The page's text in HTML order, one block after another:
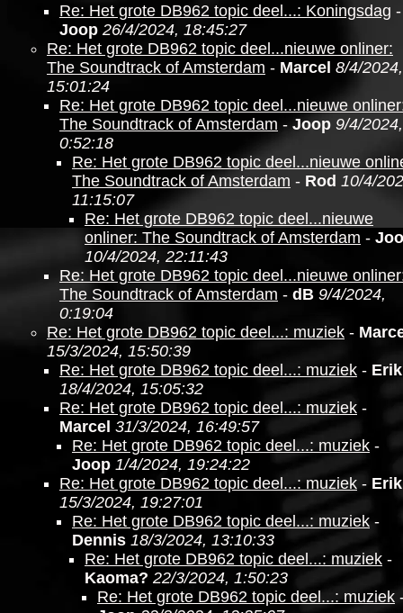
Re: Het grote DB962 topic deel...: Koningsdag -
Joop 26/4/2024, 18:45:27
Re: Het grote DB962 topic deel...nieuwe onliner:
The Soundtrack of Amsterdam - Marcel 8/4/2024,
15:01:24
Re: Het grote DB962 topic deel...nieuwe
The Soundtrack of Amsterdam - Joop 9/4/2024,
0:52:18
Re: Het grote DB962 topic deel...nieuwe
The Soundtrack of Amsterdam - Rod 10/4/
11:15:07
Re: Het grote DB962 topic deel...nieuwe
onliner: The Soundtrack of Amsterdam -
10/4/2024, 22:11:43
Re: Het grote DB962 topic deel...nieuwe
The Soundtrack of Amsterdam - dB 9/4/2024,
0:19:04
Re: Het grote DB962 topic deel...: muziek -
15/3/2024, 15:50:39
Re: Het grote DB962 topic deel...: muziek - Erik
18/4/2024, 15:05:32
Re: Het grote DB962 topic deel...: muziek -
Marcel 31/3/2024, 16:49:57
Re: Het grote DB962 topic deel...: muziek -
Joop 1/4/2024, 19:24:22
Re: Het grote DB962 topic deel...: muziek - Erik
15/3/2024, 19:27:01
Re: Het grote DB962 topic deel...: muziek -
Dennis 18/3/2024, 13:10:33
Re: Het grote DB962 topic deel...: muziek -
Kaoma? 22/3/2024, 1:50:23
Re: Het grote DB962 topic deel...: muziek